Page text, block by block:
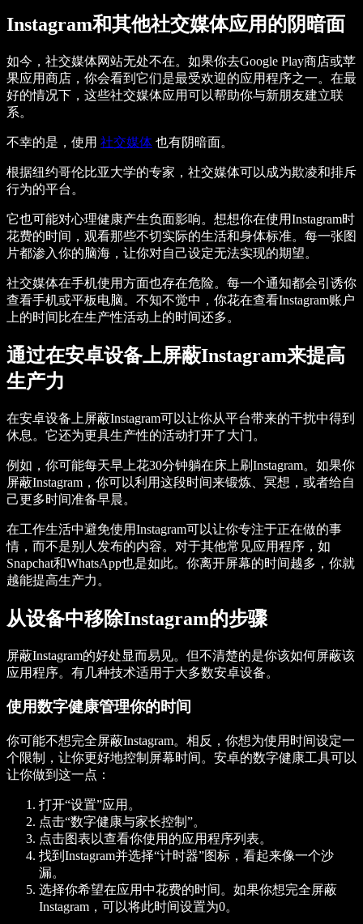
Instagram和其他社交媒体应用的阴暗面
如今，社交媒体网站无处不在。如果你去Google Play商店或苹
果应用商店，你会看到它们是最受欢迎的应用程序之一。在最
好的情况下，这些社交媒体应用可以帮助你与新朋友建立联
系。
不幸的是，使用 社交媒体 也有阴暗面。
根据纽约哥伦比亚大学的专家，社交媒体可以成为欺凌和排斥
行为的平台。
它也可能对心理健康产生负面影响。想想你在使用Instagram时
花费的时间，观看那些不切实际的生活和身体标准。每一张图
片都渗入你的脑海，让你对自己设定无法实现的期望。
社交媒体在手机使用方面也存在危险。每一个通知都会引诱你
查看手机或平板电脑。不知不觉中，你花在查看Instagram账户
上的时间比在生产性活动上的时间还多。
通过在安卓设备上屏蔽Instagram来提高
生产力
在安卓设备上屏蔽Instagram可以让你从平台带来的干扰中得到
休息。它还为更具生产性的活动打开了大门。
例如，你可能每天早上花30分钟躺在床上刷Instagram。如果你
屏蔽Instagram，你可以利用这段时间来锻炼、冥想，或者给自
己更多时间准备早晨。
在工作生活中避免使用Instagram可以让你专注于正在做的事
情，而不是别人发布的内容。对于其他常见应用程序，如
Snapchat和WhatsApp也是如此。你离开屏幕的时间越多，你就
越能提高生产力。
从设备中移除Instagram的步骤
屏蔽Instagram的好处显而易见。但不清楚的是你该如何屏蔽该
应用程序。有几种技术适用于大多数安卓设备。
使用数字健康管理你的时间
你可能不想完全屏蔽Instagram。相反，你想为使用时间设定一
个限制，让你更好地控制屏幕时间。安卓的数字健康工具可以
让你做到这一点：
打开“设置”应用。
点击“数字健康与家长控制”。
点击图表以查看你使用的应用程序列表。
找到Instagram并选择“计时器”图标，看起来像一个沙
漏。
选择你希望在应用中花费的时间。如果你想完全屏蔽
Instagram，可以将此时间设置为0。